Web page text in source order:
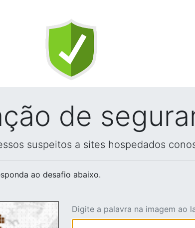
de
suspeitos a sites hospedados
ao desafio abaixo.
Digite a palavra na imagem ao